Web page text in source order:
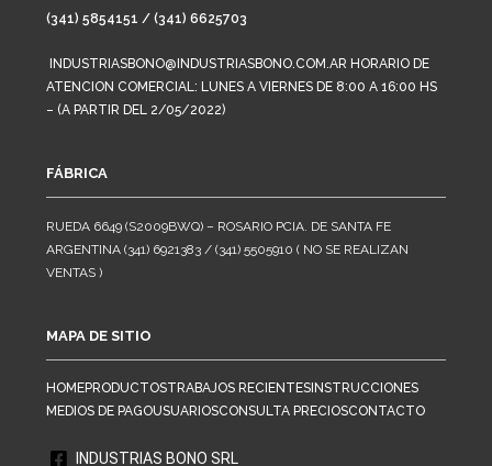
(341) 5854151 / (341) 6625703
INDUSTRIASBONO@INDUSTRIASBONO.COM.AR HORARIO DE
ATENCION COMERCIAL: LUNES A VIERNES DE 8:00 A 16:00 HS
– (A PARTIR DEL 2/05/2022)
FÁBRICA
RUEDA 6649 (S2009BWQ) – ROSARIO PCIA. DE SANTA FE
ARGENTINA (341) 6921383 / (341) 5505910 ( NO SE REALIZAN
VENTAS )
MAPA DE SITIO
HOMEPRODUCTOSTRABAJOS RECIENTES INSTRUCCIONES
MEDIOS DE PAGOUSUARIOSCONSULTA PRECIOSCONTACTO
INDUSTRIAS BONO SRL